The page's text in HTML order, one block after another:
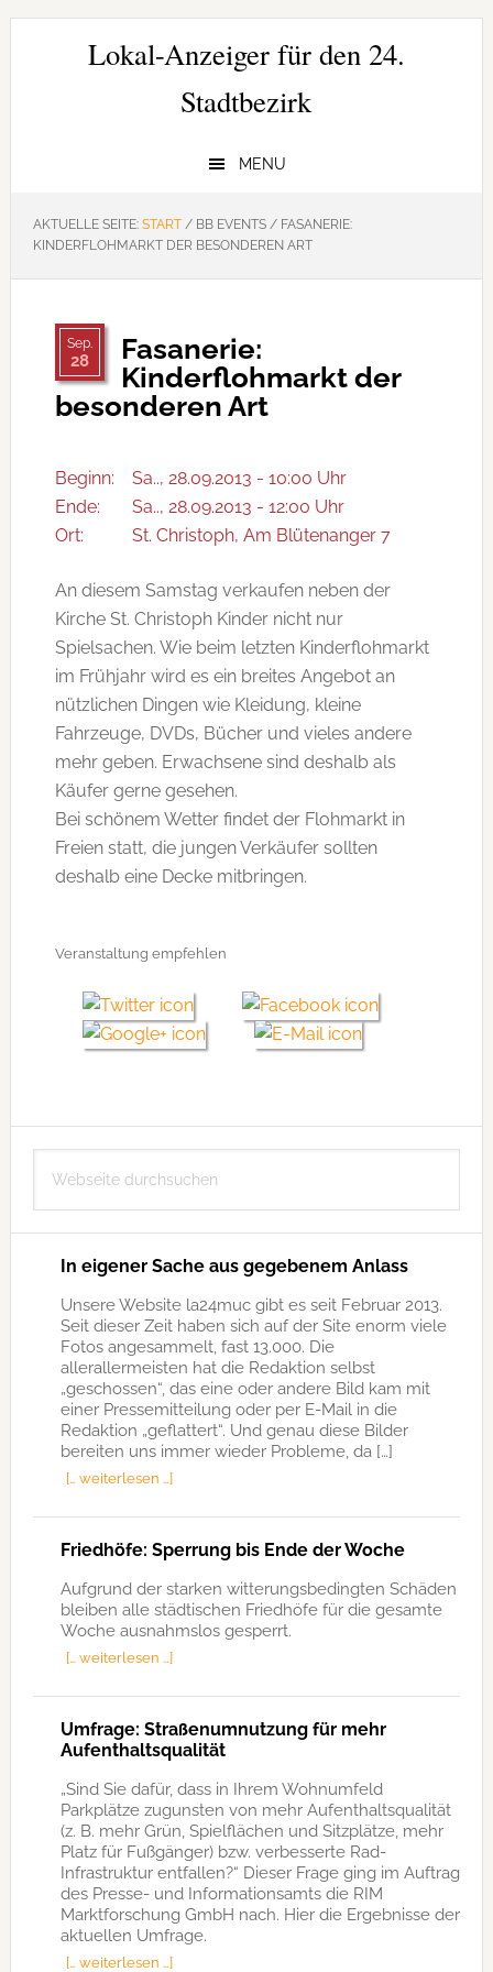
Zur
Hauptnavigation
Zum
Zur
SeitenspalteLokal-Anzeiger für den 24.
Stadtbezirk
MENU
AKTUELLE SEITE: START /BB EVENTS /FASANERIE:
KINDERFLOHMARKT DER BESONDEREN ART
Sep.
28
Fasanerie:
Kinderflohmarkt der
besonderen Art
Beginn:
Sa.., 28.09.2013 - 10:00 Uhr
Ende:
Sa.., 28.09.2013 - 12:00 Uhr
Ort:
St. Christoph, Am Blütenanger 7
An diesem Samstag verkaufen neben der
Kirche St. Christoph Kinder nicht nur
Spielsachen. Wie beim letzten Kinderflohmarkt
im Frühjahr wird es ein breites Angebot an
nützlichen Dingen wie Kleidung, kleine
Fahrzeuge, DVDs, Bücher und vieles andere
mehr geben. Erwachsene sind deshalb als
Käufer gerne gesehen.
Bei schönem Wetter findet der Flohmarkt in
Freien statt, die jungen Verkäufer sollten
deshalb eine Decke mitbringen.
Veranstaltung empfehlen
Seitenspalte
durchsuchen
In eigener Sache aus gegebenem Anlass
Unsere Website la24muc gibt es seit Februar 2013.
Seit dieser Zeit haben sich auf der Site enorm viele
Fotos angesammelt, fast 13.000. Die
allerallermeisten hat die Redaktion selbst
„geschossen“, das eine oder andere Bild kam mit
einer Pressemitteilung oder per E-Mail in die
Redaktion „geflattert“. Und genau diese Bilder
bereiten uns immer wieder Probleme, da […]
[… weiterlesen …]
Friedhöfe: Sperrung bis Ende der Woche
Aufgrund der starken witterungsbedingten Schäden
bleiben alle städtischen Friedhöfe für die gesamte
Woche ausnahmslos gesperrt.
[… weiterlesen …]
Umfrage: Straßenumnutzung für mehr
Aufenthaltsqualität
„Sind Sie dafür, dass in Ihrem Wohnumfeld
Parkplätze zugunsten von mehr Aufenthaltsqualität
(z. B. mehr Grün, Spielflächen und Sitzplätze, mehr
Platz für Fußgänger) bzw. verbesserte Rad-
Infrastruktur entfallen?“ Dieser Frage ging im Auftrag
des Presse- und Informationsamts die RIM
Marktforschung GmbH nach. Hier die Ergebnisse der
aktuellen Umfrage.
[… weiterlesen …]